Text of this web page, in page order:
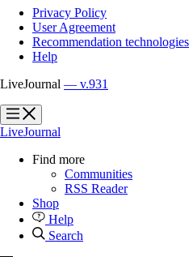
Privacy Policy
User Agreement
Recommendation technologies
Help
LiveJournal — v.931
?
?
LiveJournal
Find more
Communities
RSS Reader
Shop
Help
Search